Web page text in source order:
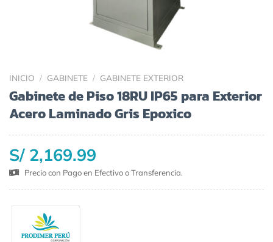
INICIO / GABINETE / GABINETE EXTERIOR
Gabinete de Piso 18RU IP65 para Exterior
Acero Laminado Gris Epoxico
S/ 2,169.99
Precio con Pago en Efectivo o Transferencia.